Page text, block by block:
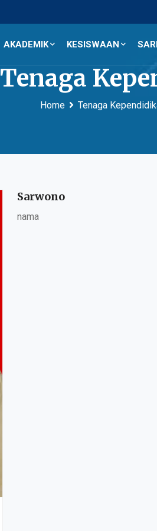
AKADEMIK KESISWAAN
Tenaga
Home Tenaga
Sarwono
nama